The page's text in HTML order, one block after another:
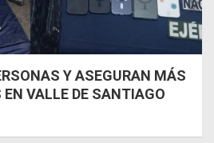
Y ASEGURAN MÁS
VALLE DE SANTIAGO